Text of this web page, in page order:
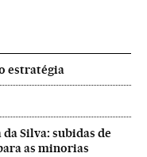
estratégia
Silva: subidas de
as minorias